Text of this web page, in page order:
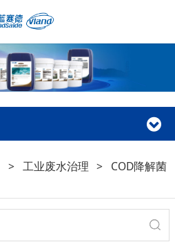
> 工业废水治理 > COD降解菌